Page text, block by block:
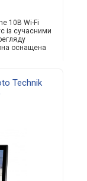
10B Wi-Fi
із сучасними
оснащена
Technik